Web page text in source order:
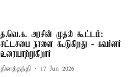
த.வெ.க. அரசின் முதல் கூட்டம்:
சட்டசபை நாளை கூடுகிறது - கவர்னர்
உரையாற்றுகிறார்
தினத்தந்தி 17 Jun 2026